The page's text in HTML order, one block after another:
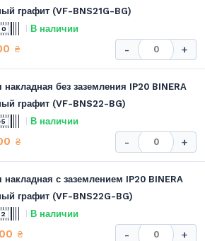
графит (VF-BNS21G-BG)
В наличии
₴ - +
накладная без заземления IP20 BINERA
графит (VF-BNS22-BG)
В наличии
₴ - +
накладная с заземлением IP20 BINERA
графит (VF-BNS22G-BG)
В наличии
₴ - +